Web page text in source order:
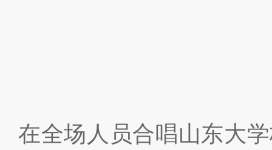
在全场人员合唱山东大